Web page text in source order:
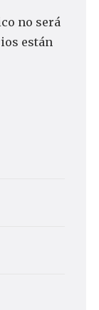
no será
están